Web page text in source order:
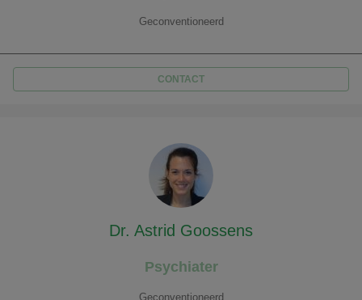
Geconventioneerd
CONTACT
Dr. Astrid Goossens
Psychiater
Geconventioneerd